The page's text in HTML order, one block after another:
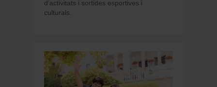
d’activitats i sortides esportives i
culturals.